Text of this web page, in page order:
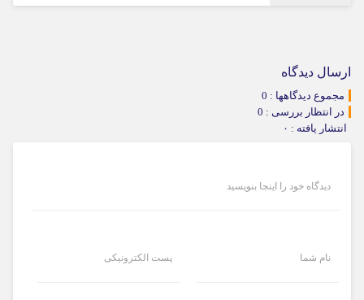
ارسال دیدگاه
مجموع دیدگاهها : 0
در انتظار بررسی : 0
انتشار یافته : ۰
دیدگاه خود را اینجا بنویسید
نام شما پست الکترونیکی